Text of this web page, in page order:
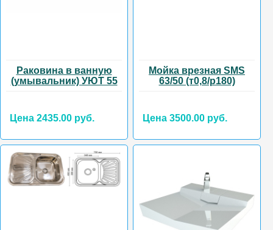
Раковина в ванную
(умывальник) УЮТ 55
Цена 2435.00 руб.
Мойка врезная SMS
63/50 (т0,8/р180)
Цена 3500.00 руб.